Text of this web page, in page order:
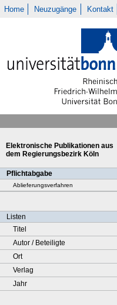
Home Neuzugänge Kontakt
Elektronische Publikationen aus
dem Regierungsbezirk Köln
Pflichtabgabe
Ablieferungsverfahren
Listen
Titel
Autor / Beteiligte
Ort
Verlag
Jahr